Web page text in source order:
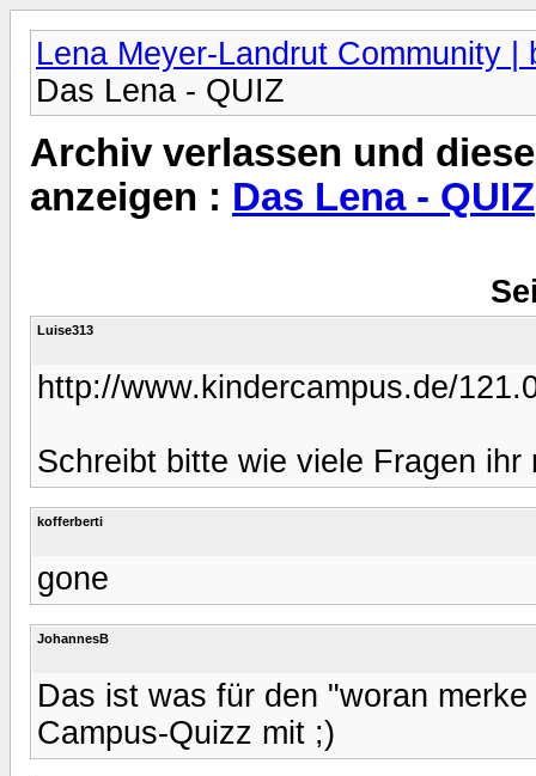
Lena Meyer-Landrut Community |
Das Lena - QUIZ
Archiv verlassen und
anzeigen : Das Lena - QUIZ
Luise313
http://www.kindercampus.de/
Schreibt bitte wie viele Fragen ihr
kofferberti
gone
JohannesB
Das ist was für den "woran
Campus-Quizz mit ;)